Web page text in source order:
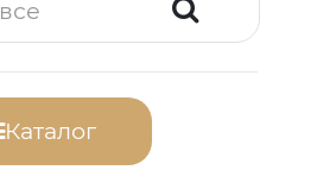
Каталог